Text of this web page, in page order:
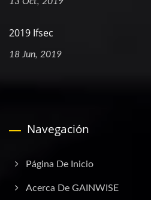
2019 Ifsec
18 Jun, 2019
Navegación
Página De Inicio
Acerca De GAINWISE